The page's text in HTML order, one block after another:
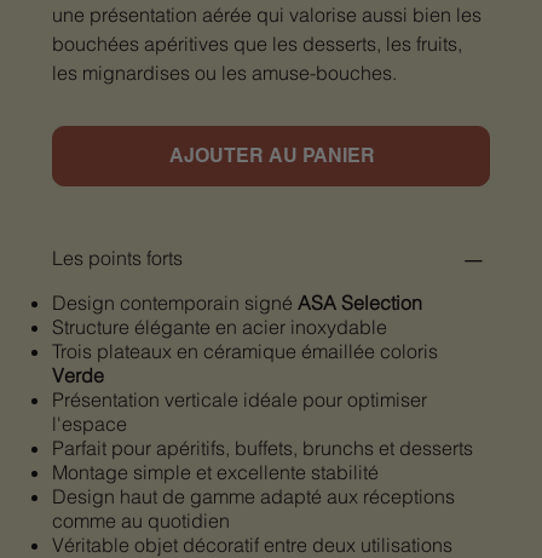
une présentation aérée qui valorise aussi bien les
bouchées apéritives que les desserts, les fruits,
les mignardises ou les amuse-bouches.
AJOUTER AU PANIER
Les points forts
Design contemporain signé ASA Selection
Structure élégante en acier inoxydable
Trois plateaux en céramique émaillée coloris
Verde
Présentation verticale idéale pour optimiser
l'espace
Parfait pour apéritifs, buffets, brunchs et desserts
Montage simple et excellente stabilité
Design haut de gamme adapté aux réceptions
comme au quotidien
Véritable objet décoratif entre deux utilisations